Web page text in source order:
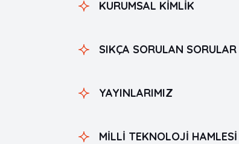
KURUMSAL KİMLİK
SIKÇA SORULAN SORULAR
YAYINLARIMIZ
MİLLİ TEKNOLOJİ HAMLESİ